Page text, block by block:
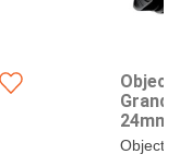
Grand-
24mm
Objectif